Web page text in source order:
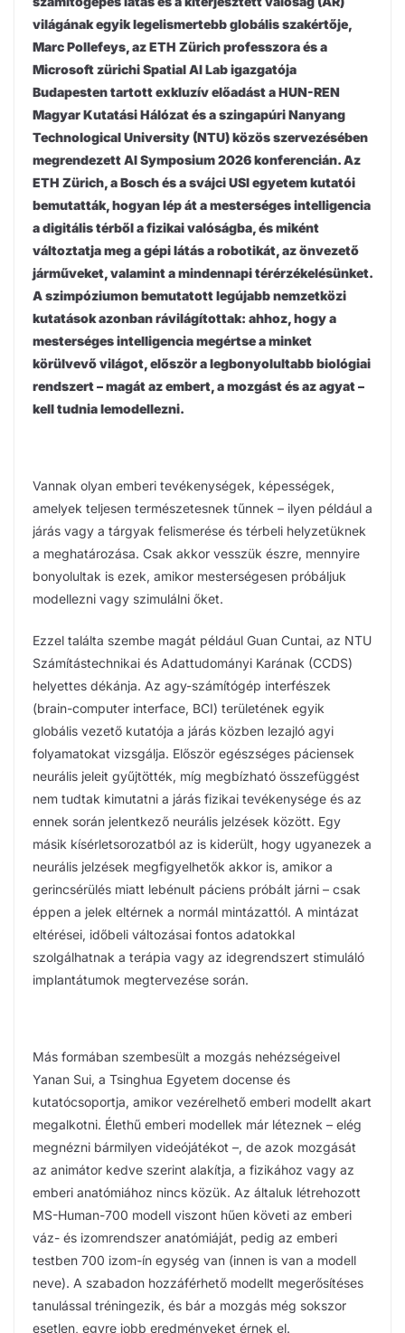
világának egyik legelismertebb globális szakértője,
Marc Pollefeys, az ETH Zürich professzora és a
Microsoft zürichi Spatial AI Lab igazgatója
Budapesten tartott exkluzív előadást a HUN-REN
Magyar Kutatási Hálózat és a szingapúri Nanyang
Technological University (NTU) közös szervezésében
megrendezett AI Symposium 2026 konferencián. Az
ETH Zürich, a Bosch és a svájci USI egyetem kutatói
bemutatták, hogyan lép át a mesterséges intelligencia
a digitális térből a fizikai valóságba, és miként
változtatja meg a gépi látás a robotikát, az önvezető
járműveket, valamint a mindennapi térérzékelésünket.
A szimpóziumon bemutatott legújabb nemzetközi
kutatások azonban rávilágítottak: ahhoz, hogy a
mesterséges intelligencia megértse a minket
körülvevő világot, először a legbonyolultabb biológiai
rendszert – magát az embert, a mozgást és az agyat –
kell tudnia lemodellezni.
Vannak olyan emberi tevékenységek, képességek,
amelyek teljesen természetesnek tűnnek – ilyen például a
járás vagy a tárgyak felismerése és térbeli helyzetüknek
a meghatározása. Csak akkor vesszük észre, mennyire
bonyolultak is ezek, amikor mesterségesen próbáljuk
modellezni vagy szimulálni őket.
Ezzel találta szembe magát például Guan Cuntai, az NTU
Számítástechnikai és Adattudományi Karának (CCDS)
helyettes dékánja. Az agy-számítógép interfészek
(brain-computer interface, BCI) területének egyik
globális vezető kutatója a járás közben lezajló agyi
folyamatokat vizsgálja. Először egészséges páciensek
neurális jeleit gyűjtötték, míg megbízható összefüggést
nem tudtak kimutatni a járás fizikai tevékenysége és az
ennek során jelentkező neurális jelzések között. Egy
másik kísérletsorozatból az is kiderült, hogy ugyanezek a
neurális jelzések megfigyelhetők akkor is, amikor a
gerincsérülés miatt lebénult páciens próbált járni – csak
éppen a jelek eltérnek a normál mintázattól. A mintázat
eltérései, időbeli változásai fontos adatokkal
szolgálhatnak a terápia vagy az idegrendszert stimuláló
implantátumok megtervezése során.
Más formában szembesült a mozgás nehézségeivel
Yanan Sui, a Tsinghua Egyetem docense és
kutatócsoportja, amikor vezérelhető emberi modellt akart
megalkotni. Élethű emberi modellek már léteznek – elég
megnézni bármilyen videójátékot –, de azok mozgását
az animátor kedve szerint alakítja, a fizikához vagy az
emberi anatómiához nincs közük. Az általuk létrehozott
MS-Human-700 modell viszont hűen követi az emberi
váz- és izomrendszer anatómiáját, pedig az emberi
testben 700 izom-ín egység van (innen is van a modell
neve). A szabadon hozzáférhető modellt megerősítéses
tanulással tréningezik, és bár a mozgás még sokszor
esetlen, egyre jobb eredményeket érnek el.